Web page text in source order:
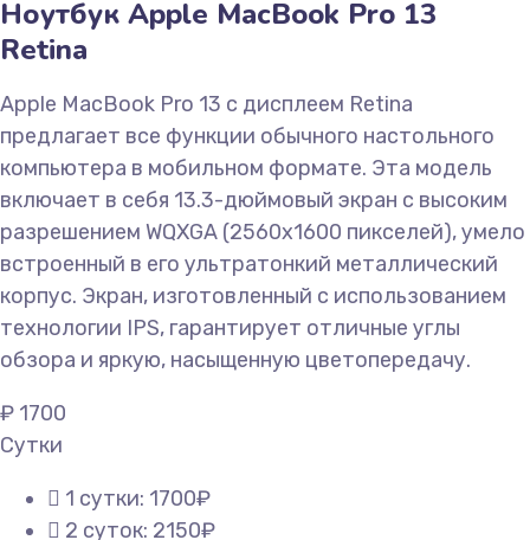
Ноутбук Apple MacBook Pro 13
Retina
Apple MacBook Pro 13 с дисплеем Retina
предлагает все функции обычного настольного
компьютера в мобильном формате. Эта модель
включает в себя 13.3-дюймовый экран с высоким
разрешением WQXGA (2560x1600 пикселей), умело
встроенный в его ультратонкий металлический
корпус. Экран, изготовленный с использованием
технологии IPS, гарантирует отличные углы
обзора и яркую, насыщенную цветопередачу.
₽ 1700
Сутки
1 сутки: 1700₽
2 суток: 2150₽